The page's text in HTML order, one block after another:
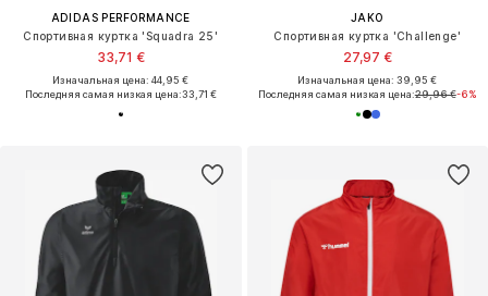
ADIDAS PERFORMANCE
Спортивная куртка 'Squadra 25'
33,71 €
Изначальная цена: 44,95 €
Последняя самая низкая цена:33,71 €
JAKO
Спортивная куртка 'Challenge'
27,97 €
Изначальная цена: 39,95 €
Последняя самая низкая цена:29,96 €-6%